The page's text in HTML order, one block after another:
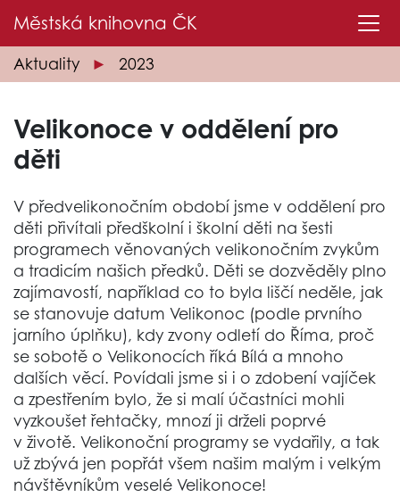
Městská knihovna ČK
Aktuality 2023
Velikonoce v oddělení pro
děti
V předvelikonočním období jsme v oddělení pro
děti přivítali předškolní i školní děti na šesti
programech věnovaných velikonočním zvykům
a tradicím našich předků. Děti se dozvěděly plno
zajímavostí, například co to byla liščí neděle, jak
se stanovuje datum Velikonoc (podle prvního
jarního úplňku), kdy zvony odletí do Říma, proč
se sobotě o Velikonocích říká Bílá a mnoho
dalších věcí. Povídali jsme si i o zdobení vajíček
a zpestřením bylo, že si malí účastníci mohli
vyzkoušet řehtačky, mnozí ji drželi poprvé
v životě. Velikonoční programy se vydařily, a tak
už zbývá jen popřát všem našim malým i velkým
návštěvníkům veselé Velikonoce!